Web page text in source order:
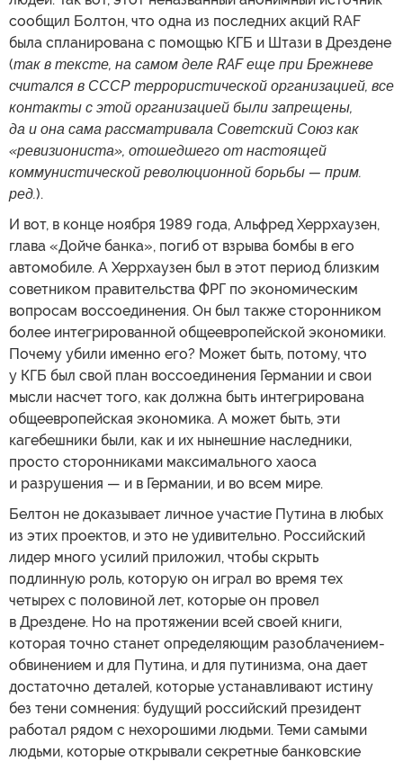
сообщил Болтон, что одна из последних акций RAF
была спланирована с помощью КГБ и Штази в Дрездене
(так в тексте, на самом деле RAF еще при Брежневе
считался в СССР террористической организацией, все
контакты с этой организацией были запрещены,
да и она сама рассматривала Советский Союз как
«ревизиониста», отошедшего от настоящей
коммунистической революционной борьбы — прим.
ред.).
И вот, в конце ноября 1989 года, Альфред Херрхаузен,
глава «Дойче банка», погиб от взрыва бомбы в его
автомобиле. А Херрхаузен был в этот период близким
советником правительства ФРГ по экономическим
вопросам воссоединения. Он был также сторонником
более интегрированной общеевропейской экономики.
Почему убили именно его? Может быть, потому, что
у КГБ был свой план воссоединения Германии и свои
мысли насчет того, как должна быть интегрирована
общеевропейская экономика. А может быть, эти
кагебешники были, как и их нынешние наследники,
просто сторонниками максимального хаоса
и разрушения — и в Германии, и во всем мире.
Белтон не доказывает личное участие Путина в любых
из этих проектов, и это не удивительно. Российский
лидер много усилий приложил, чтобы скрыть
подлинную роль, которую он играл во время тех
четырех с половиной лет, которые он провел
в Дрездене. Но на протяжении всей своей книги,
которая точно станет определяющим разоблачением-
обвинением и для Путина, и для путинизма, она дает
достаточно деталей, которые устанавливают истину
без тени сомнения: будущий российский президент
работал рядом с нехорошими людьми. Теми самыми
людьми, которые открывали секретные банковские